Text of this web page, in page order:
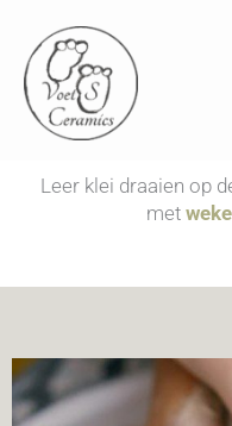
naar
inhoud
Leer klei draaien op
met